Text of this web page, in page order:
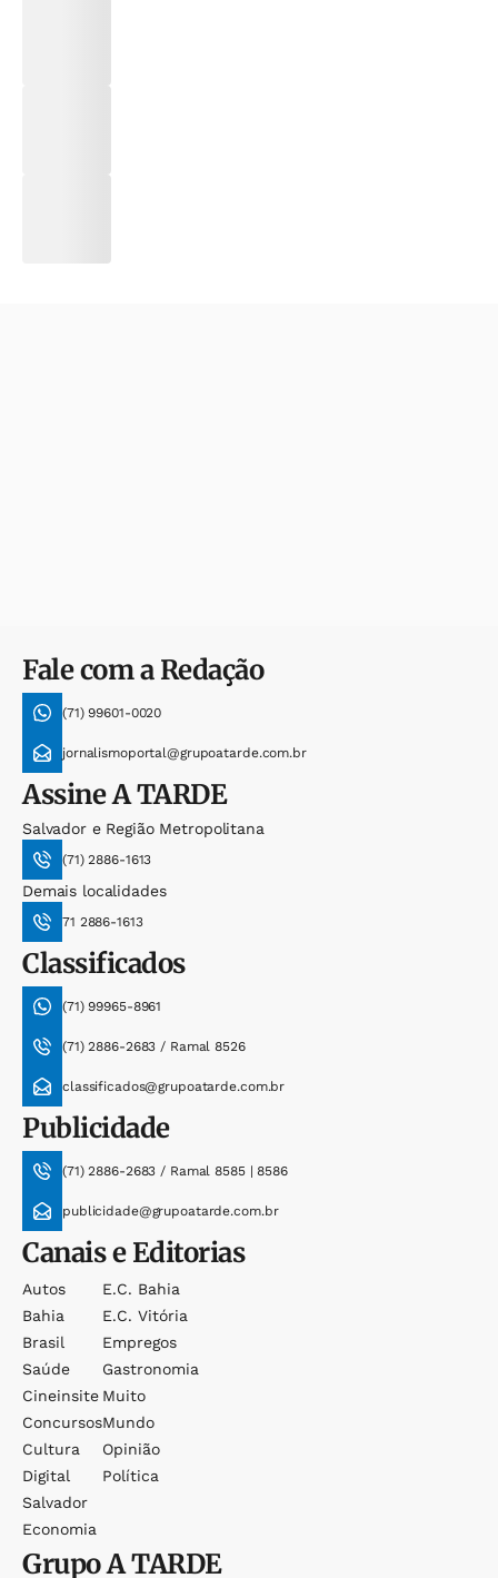
Fale com a Redação
(71) 99601-0020
jornalismoportal@grupoatarde.com.br
AssineA TARDE
Salvador e Região Metropolitana
(71) 2886-1613
Demais localidades
71 2886-1613
Classificados
(71) 99965-8961
(71) 2886-2683 / Ramal 8526
classificados@grupoatarde.com.br
Publicidade
(71) 2886-2683 / Ramal 8585 | 8586
publicidade@grupoatarde.com.br
Canais e Editorias
Autos
Bahia
Brasil
Saúde
Cineinsite
Concursos
Cultura
Digital
Salvador
Economia
E.c. Bahia
E.c. Vitória
Empregos
Gastronomia
Muito
Mundo
Opinião
Política
GrupoA TARDE